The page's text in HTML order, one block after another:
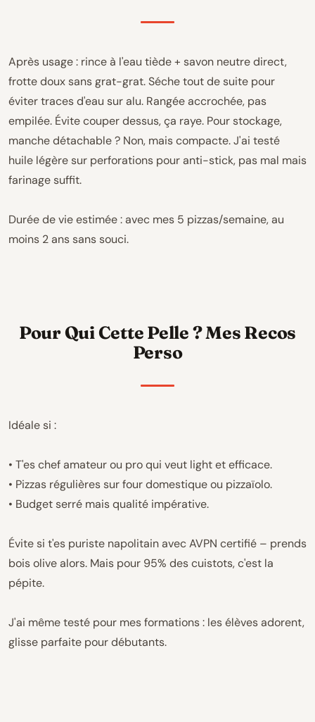
Après usage : rince à l'eau tiède + savon neutre direct,
frotte doux sans grat-grat. Séche tout de suite pour
éviter traces d'eau sur alu. Rangée accrochée, pas
empilée. Évite couper dessus, ça raye. Pour stockage,
manche détachable ? Non, mais compacte. J'ai testé
huile légère sur perforations pour anti-stick, pas mal mais
farinage suffit.
Durée de vie estimée : avec mes 5 pizzas/semaine, au
moins 2 ans sans souci.
Pour Qui Cette Pelle ? Mes Recos
Perso
Idéale si :
• T'es chef amateur ou pro qui veut light et efficace.
• Pizzas régulières sur four domestique ou pizzaïolo.
• Budget serré mais qualité impérative.
Évite si t'es puriste napolitain avec AVPN certifié – prends
bois olive alors. Mais pour 95% des cuistots, c'est la
pépite.
J'ai même testé pour mes formations : les élèves adorent,
glisse parfaite pour débutants.